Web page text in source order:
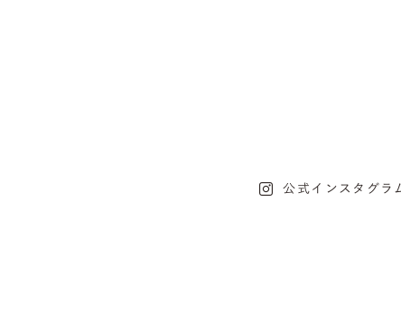
公式インスタグラ